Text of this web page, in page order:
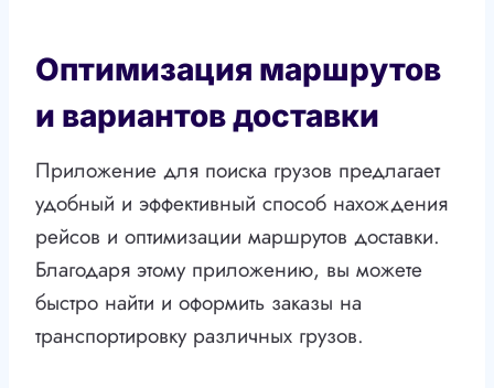
Оптимизация маршрутов
и вариантов доставки
Приложение для поиска грузов предлагает
удобный и эффективный способ нахождения
рейсов и оптимизации маршрутов доставки.
Благодаря этому приложению, вы можете
быстро найти и оформить заказы на
транспортировку различных грузов.